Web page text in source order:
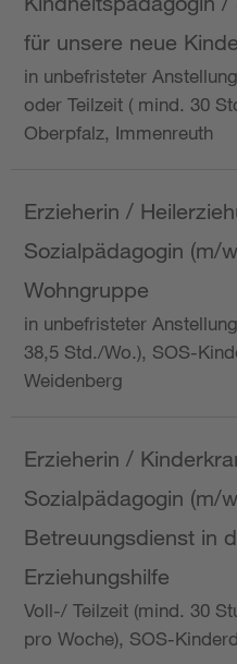
für unsere neue
in unbefristeter
oder Teilzeit ( mind. 30
Oberpfalz, Immenreuth
Erzieherin /
Sozialpädagogin (m/
Wohngruppe
in unbefristeter
38,5 Std./Wo.), SOS-
Weidenberg
Erzieherin /
Sozialpädagogin (m/
Betreuungsdienst in
Erziehungshilfe
Voll-/ Teilzeit (mind. 30
pro Woche), SOS-